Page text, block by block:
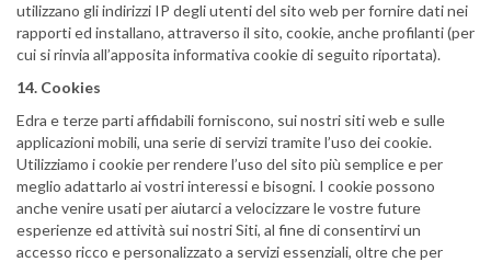
utilizzano gli indirizzi IP degli utenti del sito web per fornire dati nei
rapporti ed installano, attraverso il sito, cookie, anche profilanti (per
cui si rinvia all’apposita informativa cookie di seguito riportata).
14. Cookies
Edra e terze parti affidabili forniscono, sui nostri siti web e sulle
applicazioni mobili, una serie di servizi tramite l’uso dei cookie.
Utilizziamo i cookie per rendere l’uso del sito più semplice e per
meglio adattarlo ai vostri interessi e bisogni. I cookie possono
anche venire usati per aiutarci a velocizzare le vostre future
esperienze ed attività sui nostri Siti, al fine di consentirvi un
accesso ricco e personalizzato a servizi essenziali, oltre che per